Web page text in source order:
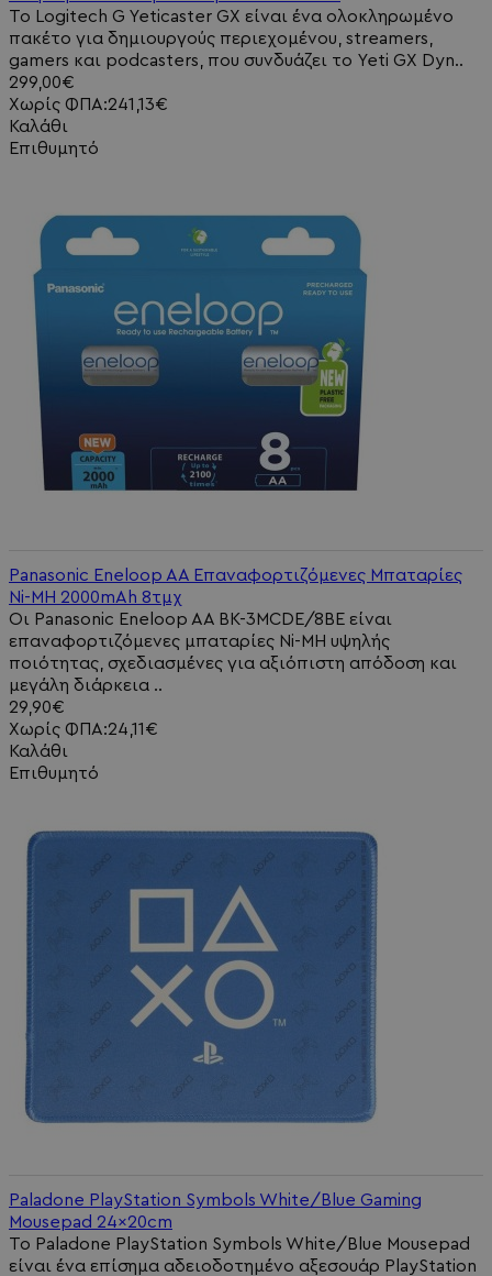
Το Logitech G Yeticaster GX είναι ένα ολοκληρωμένο
πακέτο για δημιουργούς περιεχομένου, streamers,
gamers και podcasters, που συνδυάζει το Yeti GX Dyn..
299,00€
Χωρίς ΦΠΑ:241,13€
Καλάθι
Επιθυμητό
Panasonic Eneloop AA Επαναφορτιζόμενες Μπαταρίες
Ni-MH 2000mAh 8τμχ
Οι Panasonic Eneloop AA BK-3MCDE/8BE είναι
επαναφορτιζόμενες μπαταρίες Ni-MH υψηλής
ποιότητας, σχεδιασμένες για αξιόπιστη απόδοση και
μεγάλη διάρκεια ..
29,90€
Χωρίς ΦΠΑ:24,11€
Καλάθι
Επιθυμητό
Paladone PlayStation Symbols White/Blue Gaming
Mousepad 24x20cm
Το Paladone PlayStation Symbols White/Blue Mousepad
είναι ένα επίσημα αδειοδοτημένο αξεσουάρ PlayStation